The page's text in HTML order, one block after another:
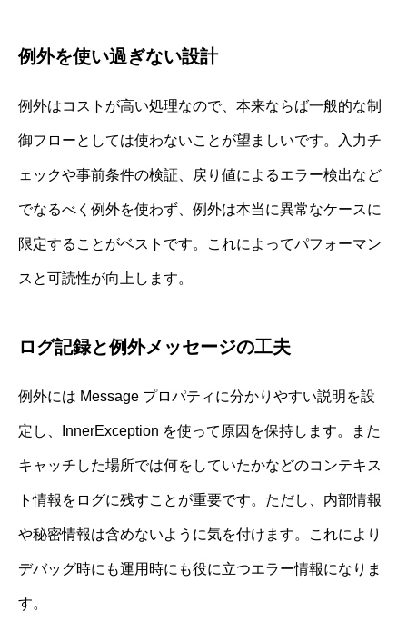
例外を使い過ぎない設計
例外はコストが高い処理なので、本来ならば一般的な制
御フローとしては使わないことが望ましいです。入力チ
ェックや事前条件の検証、戻り値によるエラー検出など
でなるべく例外を使わず、例外は本当に異常なケースに
限定することがベストです。これによってパフォーマン
スと可読性が向上します。
ログ記録と例外メッセージの工夫
例外には Message プロパティに分かりやすい説明を設
定し、InnerException を使って原因を保持します。また
キャッチした場所では何をしていたかなどのコンテキス
ト情報をログに残すことが重要です。ただし、内部情報
や秘密情報は含めないように気を付けます。これにより
デバッグ時にも運用時にも役に立つエラー情報になりま
す。